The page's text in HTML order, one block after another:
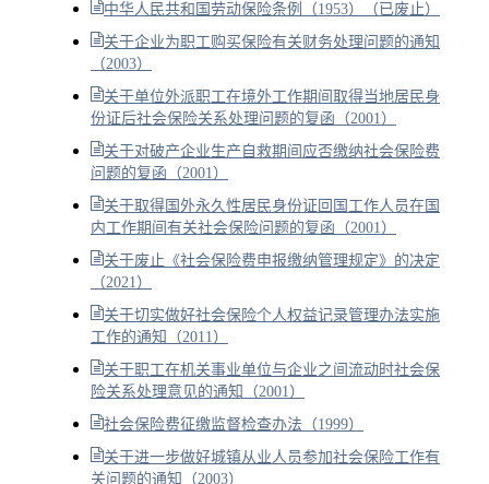
中华人民共和国劳动保险条例（1953）（已废止）
关于企业为职工购买保险有关财务处理问题的通知
（2003）
关于单位外派职工在境外工作期间取得当地居民身
份证后社会保险关系处理问题的复函（2001）
关于对破产企业生产自救期间应否缴纳社会保险费
问题的复函（2001）
关于取得国外永久性居民身份证回国工作人员在国
内工作期间有关社会保险问题的复函（2001）
关于废止《社会保险费申报缴纳管理规定》的决定
（2021）
关于切实做好社会保险个人权益记录管理办法实施
工作的通知（2011）
关于职工在机关事业单位与企业之间流动时社会保
险关系处理意见的通知（2001）
社会保险费征缴监督检查办法（1999）
关于进一步做好城镇从业人员参加社会保险工作有
关问题的通知（2003）